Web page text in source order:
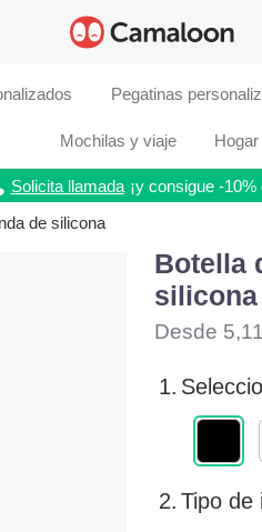
Pegatinas
Mochilas y viaje Hogar
Solicita llamada ¡y consigue -10%
de silicona
Botella
silicona
Desde 5,11
1.
2. Tipo de